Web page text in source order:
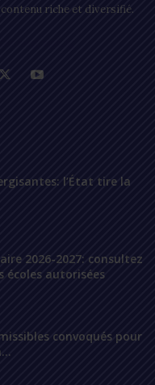
riche et diversifié.
l’État tire la
2026-2027: consultez
écoles autorisées
convoqués pour